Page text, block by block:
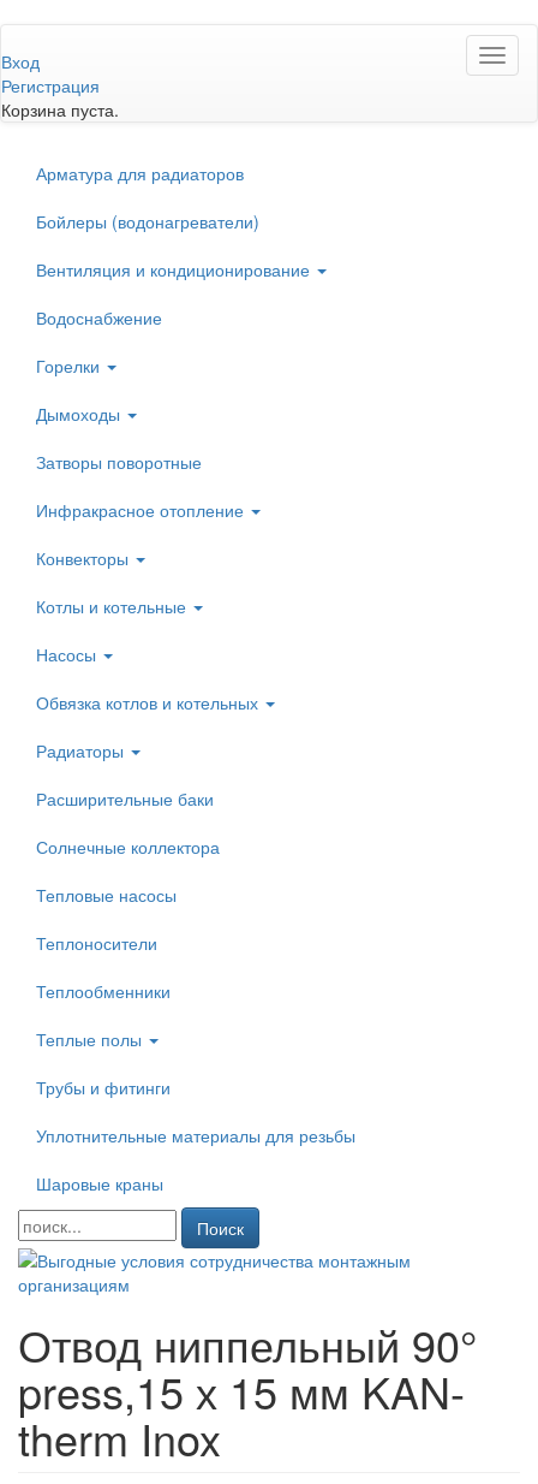
к
основному
содержанию
Вход
Регистрация
Корзина пуста.
Арматура для радиаторов
Бойлеры (водонагреватели)
Вентиляция и кондиционирование
Водоснабжение
Горелки
Дымоходы
Затворы поворотные
Инфракрасное отопление
Конвекторы
Котлы и котельные
Насосы
Обвязка котлов и котельных
Радиаторы
Расширительные баки
Солнечные коллектора
Тепловые насосы
Теплоносители
Теплообменники
Теплые полы
Трубы и фитинги
Уплотнительные материалы для резьбы
Шаровые краны
Поиск
Отвод ниппельный 90°
press,15 х 15 мм KAN-
therm Inox